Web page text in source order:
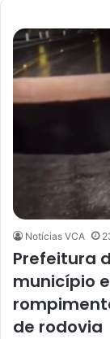
Notícias VCA
Prefeitura
município
de rodovia